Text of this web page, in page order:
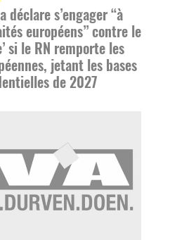
déclare s’engager “à
européens” contre le
si le RN remporte les
jetant les bases
de 2027